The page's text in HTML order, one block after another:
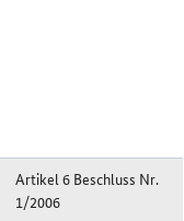
Artikel 6 Beschluss Nr.
1/2006